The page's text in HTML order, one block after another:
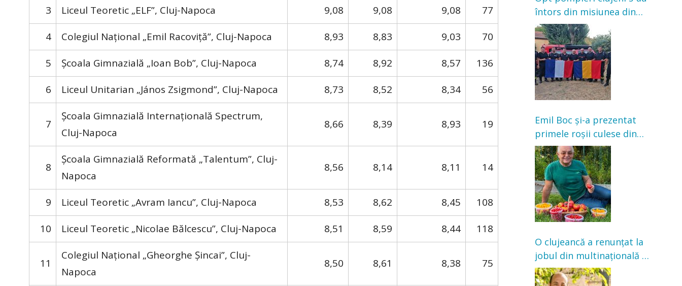
3 Liceul Teoretic „ELF”, Cluj-Napoca 9,08 9,08 9,08
77
4
Colegiul Național „Emil Racoviță”, Cluj-Napoca 8,93 8,83 9,03
70
5
Școala Gimnazială „Ioan Bob”, Cluj-Napoca 8,74 8,92 8,57
136
6
Liceul Unitarian „János Zsigmond”, Cluj-Napoca 8,73 8,52 8,34 56
7
Școala Gimnazială Internațională Spectrum,
Cluj-Napoca
8,66 8,39 8,93 19
8
Școala Gimnazială Reformată „Talentum”, Cluj-
Napoca
8,56 8,14 8,11 14
9 Liceul Teoretic „Avram Iancu”, Cluj-Napoca 8,53 8,62 8,45
108
10
Liceul Teoretic „Nicolae Bălcescu”, Cluj-Napoca 8,51 8,59 8,44 118
11
Colegiul Național „Gheorghe Șincai”, Cluj-
Napoca
8,50 8,61 8,38 75
întors din misiunea din
Franța. Au intervenit la
incendii de vegetație și
pădure
Emil Boc și-a prezentat
primele roșii culese din
grădină: „Niciun magazin
nu poate oferi această
satisfacție”
O clujeancă a renunțat la
jobul din multinațională și
s-a mutat la țară. Acum
cultivă legume în grădina